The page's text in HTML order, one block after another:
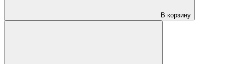
В корзину